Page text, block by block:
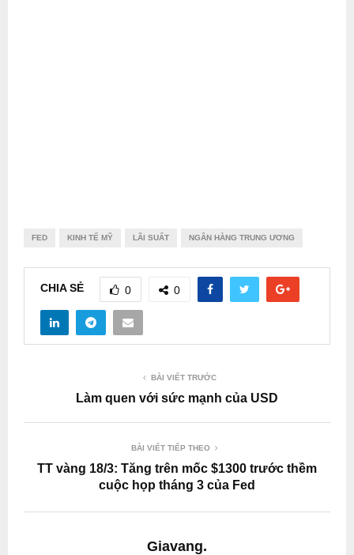
FED KINH TẾ MỸ LÃI SUẤT NGÂN HÀNG TRUNG ƯƠNG
CHIA SẺ 0 0
BÀI VIẾT TRƯỚC
Làm quen với sức mạnh của USD
BÀI VIẾT TIẾP THEO
TT vàng 18/3: Tăng trên mốc $1300 trước thềm
cuộc họp tháng 3 của Fed
Giavang.